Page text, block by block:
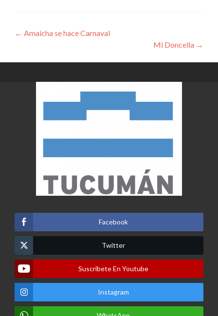
Navegación
← Amaicha se hace Carnaval
Mi Doncella →
Facebook
Twitter
Suscribete En Youtube
Instagram